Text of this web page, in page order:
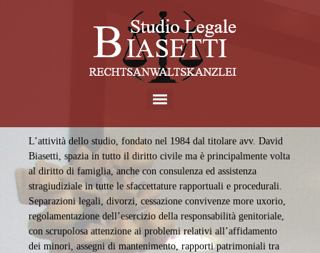
L’attività dello studio, fondato nel 1984 dal titolare avv. David
Biasetti, spazia in tutto il diritto civile ma è principalmente volta
al diritto di famiglia, anche con consulenza ed assistenza
stragiudiziale in tutte le sfaccettature rapportuali e procedurali.
Separazioni legali, divorzi, cessazione convivenze more uxorio,
regolamentazione dell’esercizio della responsabilità genitoriale,
con scrupolosa attenzione ai problemi relativi all’affidamento
dei minori, assegni di mantenimento, rapporti patrimoniali tra